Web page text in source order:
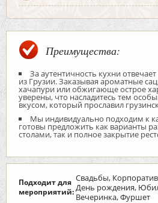
Преимущества:
За аутентичность кухни
из Грузии. Заказывая ароматные
хачапури или обжигающе острое
уверены, что насладитесь тем
вкусом, который прославил
Мы индивидуально подходим к
готовы предложить как варианты
столами, так и полное закрытие
Подходит для
мероприятий:
Свадьбы,
День рождения,
Вечеринка, Фуршет